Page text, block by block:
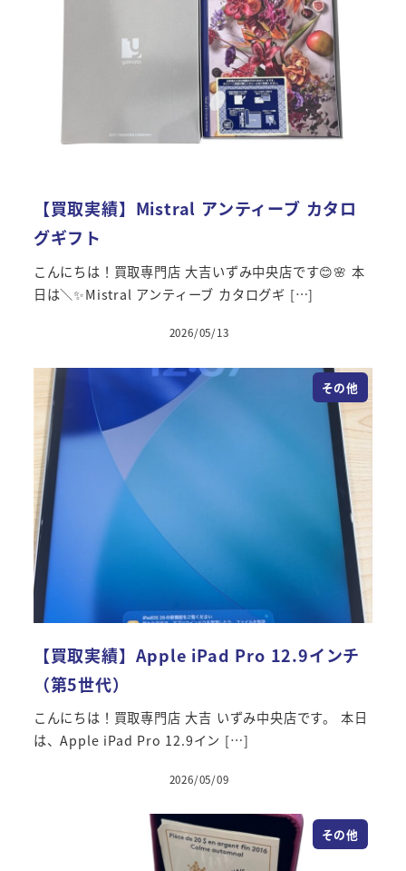
【買取実績】Mistral アンティーブ カタロ
グギフト
こんにちは！買取専門店 大吉いずみ中央店です😊🌸 本
日は＼✨Mistral アンティーブ カタログギ […]
2026/05/13
その他
【買取実績】Apple iPad Pro 12.9インチ
（第5世代）
こんにちは！買取専門店 大吉 いずみ中央店です。 本日
は、Apple iPad Pro 12.9イン […]
2026/05/09
その他